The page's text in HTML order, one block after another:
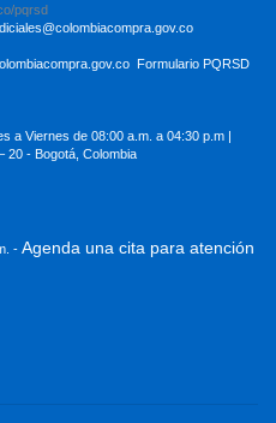
pqrsd
Formulario PQRSD
a Viernes de 08:00 a.m. a 04:30 p.m |
20 - Bogotá, Colombia
- Agenda una cita para atención